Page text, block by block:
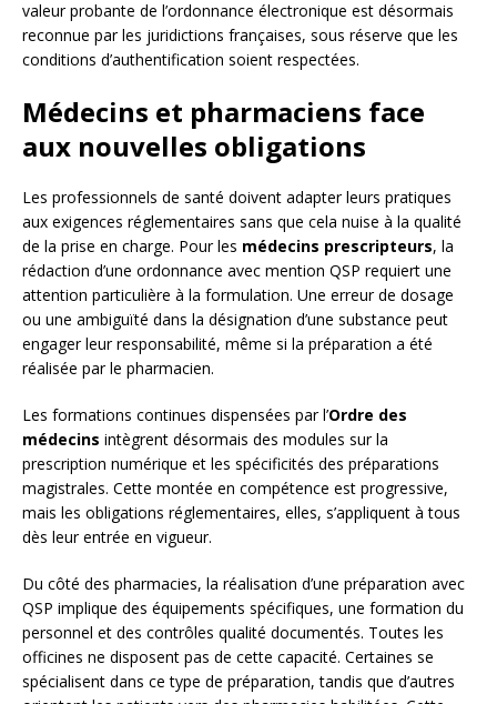
valeur probante de l’ordonnance électronique est désormais
reconnue par les juridictions françaises, sous réserve que les
conditions d’authentification soient respectées.
Médecins et pharmaciens face
aux nouvelles obligations
Les professionnels de santé doivent adapter leurs pratiques
aux exigences réglementaires sans que cela nuise à la qualité
de la prise en charge. Pour les médecins prescripteurs, la
rédaction d’une ordonnance avec mention QSP requiert une
attention particulière à la formulation. Une erreur de dosage
ou une ambiguïté dans la désignation d’une substance peut
engager leur responsabilité, même si la préparation a été
réalisée par le pharmacien.
Les formations continues dispensées par l’Ordre des
médecins intègrent désormais des modules sur la
prescription numérique et les spécificités des préparations
magistrales. Cette montée en compétence est progressive,
mais les obligations réglementaires, elles, s’appliquent à tous
dès leur entrée en vigueur.
Du côté des pharmacies, la réalisation d’une préparation avec
QSP implique des équipements spécifiques, une formation du
personnel et des contrôles qualité documentés. Toutes les
officines ne disposent pas de cette capacité. Certaines se
spécialisent dans ce type de préparation, tandis que d’autres